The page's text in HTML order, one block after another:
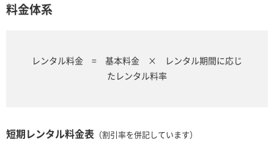
料金体系
レンタル料金 = 基本料金 × レンタル期間に応じ
たレンタル料率
短期レンタル料金表 （割引率を併記しています）